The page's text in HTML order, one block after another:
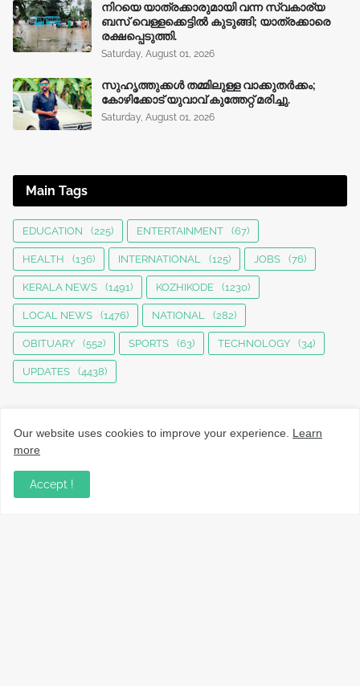
നിറയെ യാത്രക്കാരുമായി വന്ന സ്വകാര്യ
ബസ് വെള്ളക്കെട്ടിൽ കുടുങ്ങി; യാത്രക്കാരെ
രക്ഷപ്പെടുത്തി.
Saturday, August 01, 2026
സുഹൃത്തുക്കൾ തമ്മിലുള്ള വാക്കുതർക്കം;
കോഴിക്കോട് യുവാവ് കുത്തേറ്റ് മരിച്ചു.
Saturday, August 01, 2026
Main Tags
EDUCATION (225) ENTERTAINMENT (67)
HEALTH (136) INTERNATIONAL (125) JOBS (76)
KERALA NEWS (1491) KOZHIKODE (1230)
LOCAL NEWS (1476) NATIONAL (282)
OBITUARY (552) SPORTS (63) TECHNOLOGY (34)
UPDATES (4438)
നാട്ടുവാർത്തകൾ, തൊഴിൽ, വിദ്യാഭ്യാസം, വാണിജ്യം,
Our website uses cookies to improve your experience. Learn
more
Accept !